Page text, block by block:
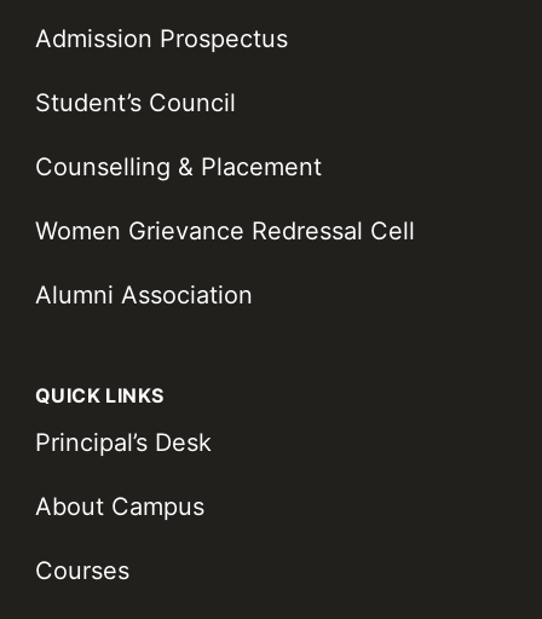
Admission Prospectus
Student’s Council
Counselling & Placement
Women Grievance Redressal Cell
Alumni Association
QUICK LINKS
Principal’s Desk
About Campus
Courses